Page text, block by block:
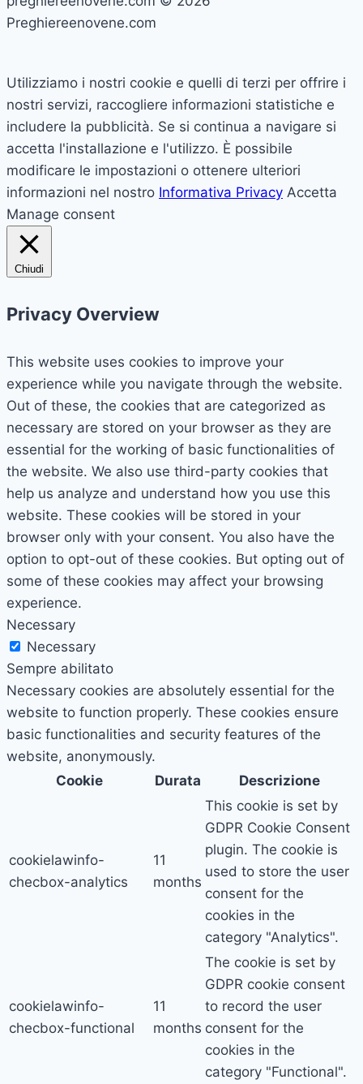
Preghiereenovene.com
Utilizziamo i nostri cookie e quelli di terzi per offrire i
nostri servizi, raccogliere informazioni statistiche e
includere la pubblicità. Se si continua a navigare si
accetta l'installazione e l'utilizzo. È possibile
modificare le impostazioni o ottenere ulteriori
informazioni nel nostro Informativa Privacy Accetta
Manage consent
Chiudi
Privacy Overview
This website uses cookies to improve your
experience while you navigate through the website.
Out of these, the cookies that are categorized as
necessary are stored on your browser as they are
essential for the working of basic functionalities of
the website. We also use third-party cookies that
help us analyze and understand how you use this
website. These cookies will be stored in your
browser only with your consent. You also have the
option to opt-out of these cookies. But opting out of
some of these cookies may affect your browsing
experience.
Necessary
Necessary
Sempre abilitato
Necessary cookies are absolutely essential for the
website to function properly. These cookies ensure
basic functionalities and security features of the
website, anonymously.
Cookie
Durata Descrizione
cookielawinfo-
checbox-analytics
11
months
This cookie is set by
GDPR Cookie Consent
plugin. The cookie is
used to store the user
consent for the
cookies in the
category "Analytics".
cookielawinfo-
checbox-functional
11
months
The cookie is set by
GDPR cookie consent
to record the user
consent for the
cookies in the
category "Functional".